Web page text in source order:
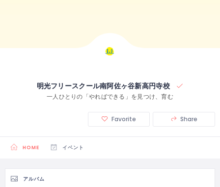
明光フリースクール南阿佐ヶ谷新高円寺校
一人ひとりの「やればできる」を見つけ、育む
Favorite Share
HOME イベント
アルバム